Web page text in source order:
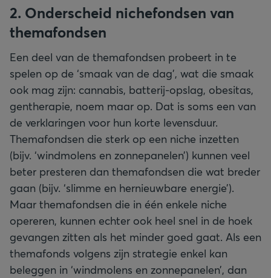
2. Onderscheid nichefondsen van
themafondsen
Een deel van de themafondsen probeert in te
spelen op de ‘smaak van de dag’, wat die smaak
ook mag zijn: cannabis, batterij-opslag, obesitas,
gentherapie, noem maar op. Dat is soms een van
de verklaringen voor hun korte levensduur.
Themafondsen die sterk op een niche inzetten
(bijv. ‘windmolens en zonnepanelen’) kunnen veel
beter presteren dan themafondsen die wat breder
gaan (bijv. ‘slimme en hernieuwbare energie’).
Maar themafondsen die in één enkele niche
opereren, kunnen echter ook heel snel in de hoek
gevangen zitten als het minder goed gaat. Als een
themafonds volgens zijn strategie enkel kan
beleggen in ‘windmolens en zonnepanelen’, dan